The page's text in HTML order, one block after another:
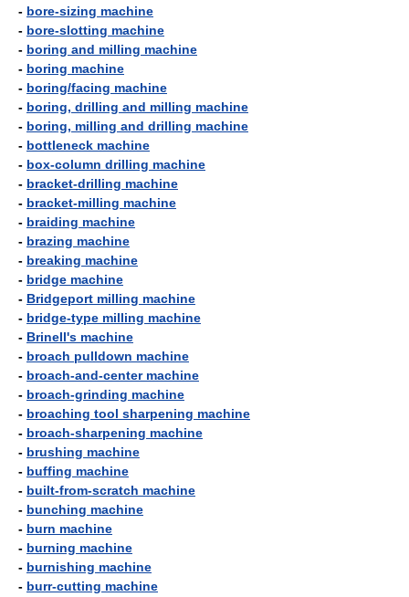
- bore-sizing machine
- bore-slotting machine
- boring and milling machine
- boring machine
- boring/facing machine
- boring, drilling and milling machine
- boring, milling and drilling machine
- bottleneck machine
- box-column drilling machine
- bracket-drilling machine
- bracket-milling machine
- braiding machine
- brazing machine
- breaking machine
- bridge machine
- Bridgeport milling machine
- bridge-type milling machine
- Brinell's machine
- broach pulldown machine
- broach-and-center machine
- broach-grinding machine
- broaching tool sharpening machine
- broach-sharpening machine
- brushing machine
- buffing machine
- built-from-scratch machine
- bunching machine
- burn machine
- burning machine
- burnishing machine
- burr-cutting machine